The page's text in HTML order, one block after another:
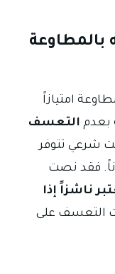
بالمطاوعة
امتيازاً
بعدم التعسف
شرعي تتوفر
فقد نصت
ناشزاً إذا
التعسف على